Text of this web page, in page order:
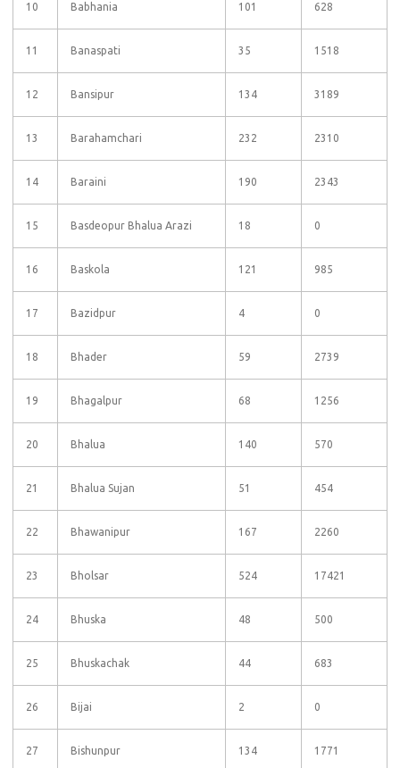
10 Babhania 101 628
11 Banaspati 35 1518
12 Bansipur 134 3189
13 Barahamchari 232 2310
14 Baraini 190 2343
15 Basdeopur Bhalua Arazi 18 0
16 Baskola 121 985
17 Bazidpur 4 0
18 Bhader 59 2739
19 Bhagalpur 68 1256
20 Bhalua 140 570
21 Bhalua Sujan 51 454
22 Bhawanipur 167 2260
23 Bholsar 524 17421
24 Bhuska 48 500
25 Bhuskachak 44 683
26 Bijai 2 0
27 Bishunpur 134 1771